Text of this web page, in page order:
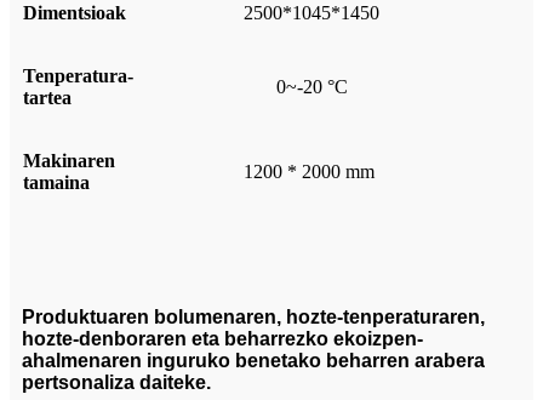
Dimentsioak 2500*1045*1450
Tenperatura-
tartea
0~-20 °C
Makinaren
tamaina
1200 * 2000 mm
Produktuaren bolumenaren, hozte-tenperaturaren,
hozte-denboraren eta beharrezko ekoizpen-
ahalmenaren inguruko benetako beharren arabera
pertsonaliza daiteke.